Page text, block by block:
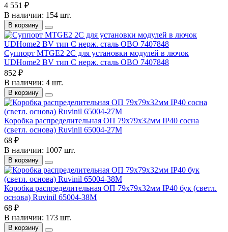
4 551 ₽
В наличии: 154 шт.
В корзину
Суппорт MTGE2 2C для установки модулей в лючок
UDHome2 BV тип C нерж. сталь OBO 7407848
852 ₽
В наличии: 4 шт.
В корзину
Коробка распределительная ОП 79х79х32мм IP40 сосна
(светл. основа) Ruvinil 65004-27М
68 ₽
В наличии: 1007 шт.
В корзину
Коробка распределительная ОП 79х79х32мм IP40 бук (светл.
основа) Ruvinil 65004-38М
68 ₽
В наличии: 173 шт.
В корзину